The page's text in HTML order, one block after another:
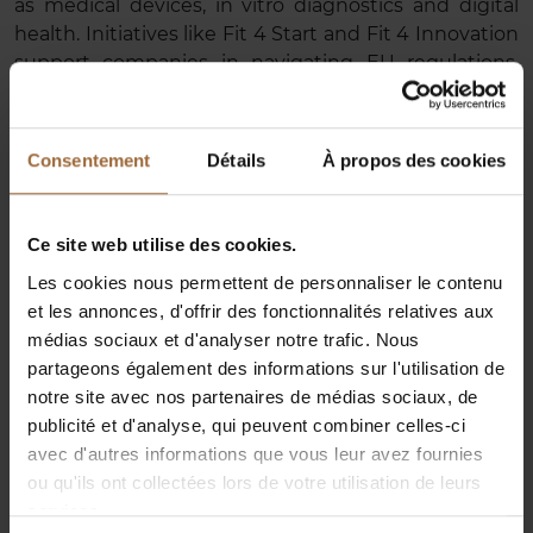
Consentement Détails À propos des cookies
Ce site web utilise des cookies.
Les cookies nous permettent de personnaliser le contenu
et les annonces, d'offrir des fonctionnalités relatives aux
médias sociaux et d'analyser notre trafic. Nous
partageons également des informations sur l'utilisation de
notre site avec nos partenaires de médias sociaux, de
publicité et d'analyse, qui peuvent combiner celles-ci
avec d'autres informations que vous leur avez fournies
ou qu'ils ont collectées lors de votre utilisation de leurs
services.
as medical devices, in vitro diagnostics and digital
health. Initiatives like Fit 4 Start and Fit 4 Innovation
support companies in navigating EU regulations,
securing funding and accelerating access to the
Building trust and ensuring compliance with
healthcare regulations, particularly for AI-driven
also promotes collaboration between stakeholders
through data-driven research projects, clinical
partnerships and advanced computing
infrastructures such as high-performance
computing systems. With a strong public-private
ecosystem, the country aims to position itself as a
leading European hub for the development,
evaluation and adoption of digital health
technologies.